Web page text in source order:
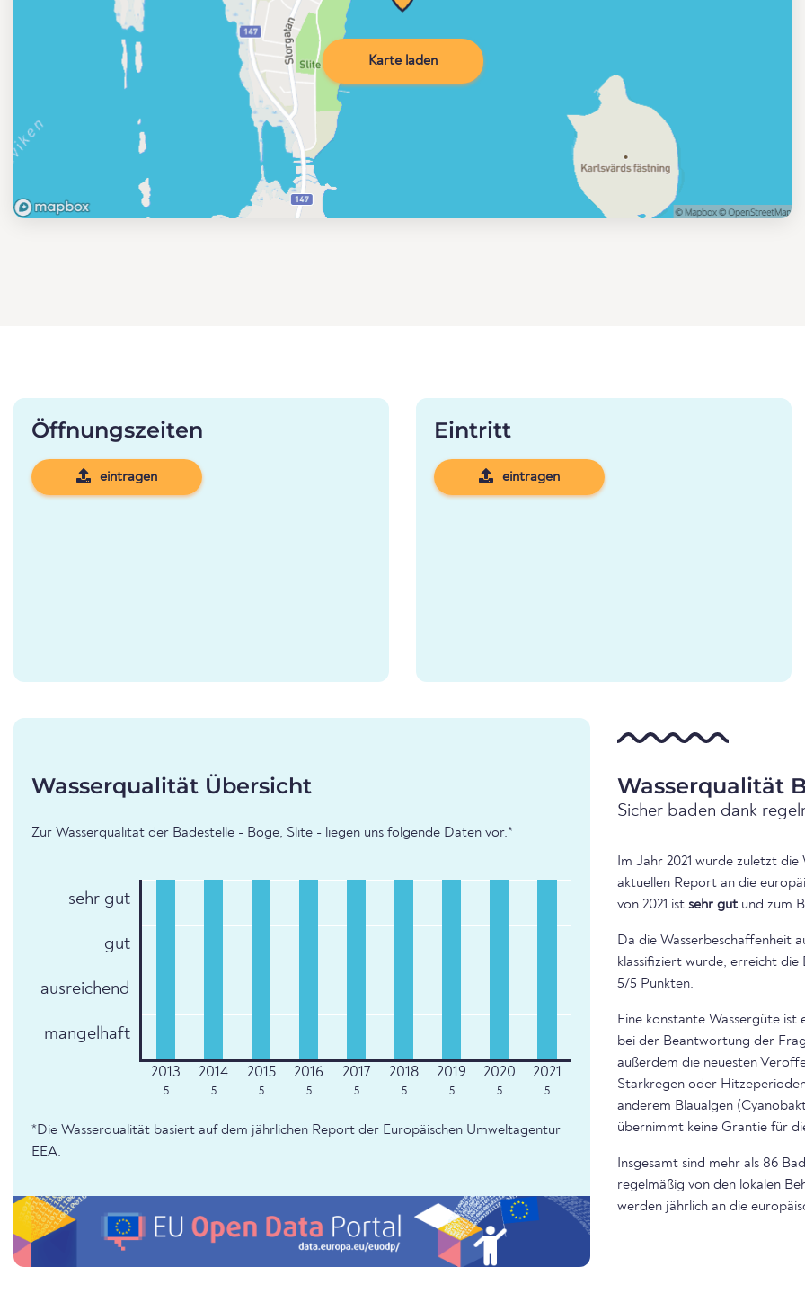
Karte laden
Öffnungszeiten
eintragen
Eintritt
eintragen
Wasserqualität Übersicht
Zur Wasserqualität der Badestelle - Boge, Slite - liegen uns folgende Daten vor.*
sehr gut
gut
ausreichend
mangelhaft
5 5 5 5 5 5 5 5 5
*Die Wasserqualität basiert auf dem jährlichen Report der Europäischen Umweltagentur
EEA.
Wasserqualität
Sicher baden dank
Im Jahr 2021 wurde zuletzt
aktuellen Report an die
von 2021 ist sehr gut und zum
Da die Wasserbeschaffenheit
klassifiziert wurde, erreicht die
5/5 Punkten.
Eine konstante Wassergüte
bei der Beantwortung der
außerdem die neuesten
Starkregen oder
anderem Blaualgen
übernimmt keine Grantie für
Insgesamt sind mehr als 86
regelmäßig von den lokalen
werden jährlich an die